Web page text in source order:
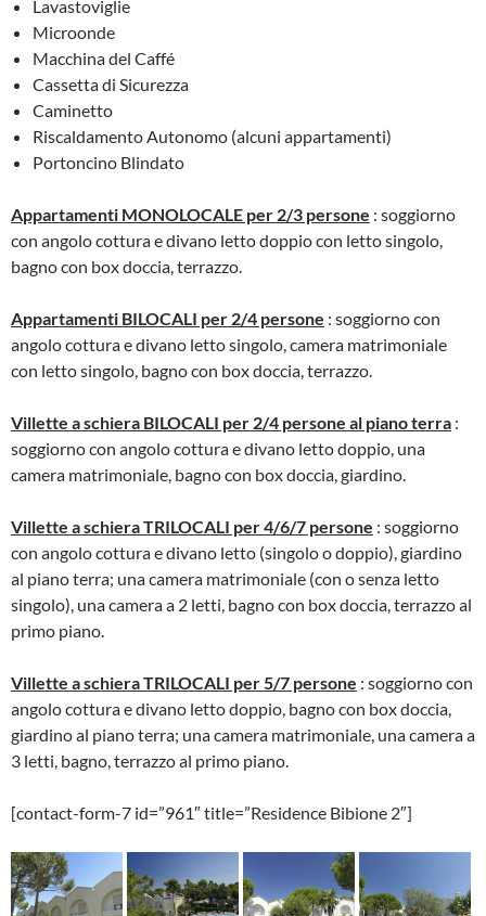
Lavastoviglie
Microonde
Macchina del Caffé
Cassetta di Sicurezza
Caminetto
Riscaldamento Autonomo (alcuni appartamenti)
Portoncino Blindato
Appartamenti MONOLOCALE per 2/3 persone : soggiorno
con angolo cottura e divano letto doppio con letto singolo,
bagno con box doccia, terrazzo.
Appartamenti BILOCALI per 2/4 persone : soggiorno con
angolo cottura e divano letto singolo, camera matrimoniale
con letto singolo, bagno con box doccia, terrazzo.
Villette a schiera BILOCALI per 2/4 persone al piano terra :
soggiorno con angolo cottura e divano letto doppio, una
camera matrimoniale, bagno con box doccia, giardino.
Villette a schiera TRILOCALI per 4/6/7 persone : soggiorno
con angolo cottura e divano letto (singolo o doppio), giardino
al piano terra; una camera matrimoniale (con o senza letto
singolo), una camera a 2 letti, bagno con box doccia, terrazzo al
primo piano.
Villette a schiera TRILOCALI per 5/7 persone : soggiorno con
angolo cottura e divano letto doppio, bagno con box doccia,
giardino al piano terra; una camera matrimoniale, una camera a
3 letti, bagno, terrazzo al primo piano.
[contact-form-7 id=”961″ title=”Residence Bibione 2″]